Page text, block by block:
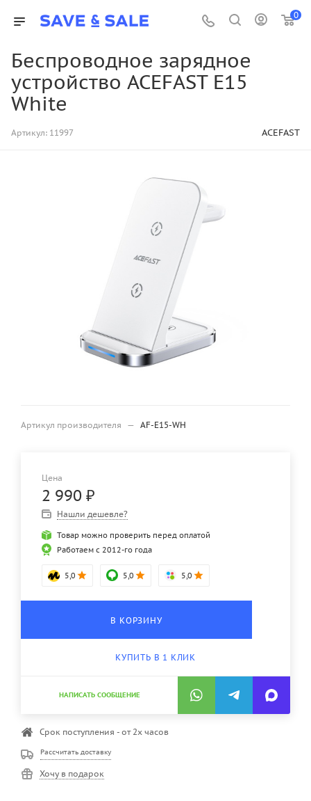
0
Беспроводное зарядное
устройство ACEFAST E15
White
Артикул: 11997 ACEFAST
Артикул производителя — AF-E15-WH
Цена
2 990 ₽
Нашли дешевле?
Товар можно проверить перед оплатой
Работаем с 2012-го года
5,0 5,0 5,0
В КОРЗИНУ
КУПИТЬ В 1 КЛИК
НАПИСАТЬ СООБЩЕНИЕ
Срок поступления - от 2х часов
Рассчитать доставку
Хочу в подарок